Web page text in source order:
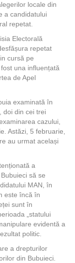
locale din
a candidatului
repetat.
Electorală
repetat
cursă pe
una influențată
de Apel
examinată în
doi din cei trei
cazului,
Astăzi, 5 februarie,
au urmat același
a
să se
MAN, în
este încă în
sunt în
„statului
evidentă a
politic.
a drepturilor
din Bubuieci.